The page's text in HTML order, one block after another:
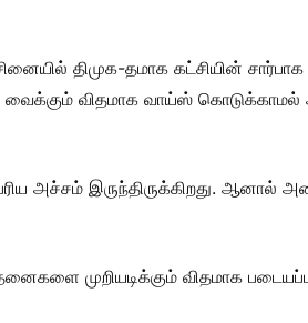
திமுக-தமாக கட்சியின் சார்பாக
வைக்கும் விதமாக வாய்ஸ் கொடுக்காமல்
அச்சம் இருந்திருக்கிறது. ஆனால்
முறியடிக்கும் விதமாக